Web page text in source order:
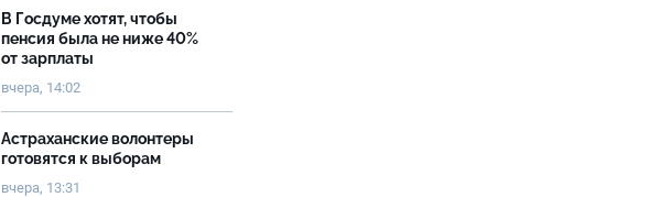
В Госдуме хотят, чтобы
пенсия была не ниже 40%
от зарплаты
вчера, 14:02
Астраханские волонтеры
готовятся к выборам
вчера, 13:31